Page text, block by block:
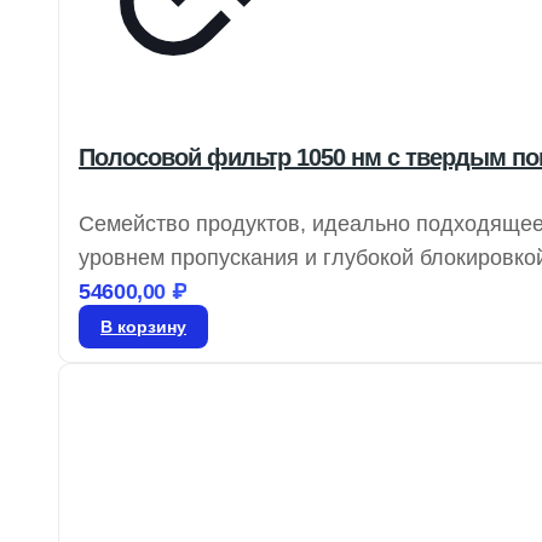
Полосовой фильтр 1050 нм с твердым
Семейство продуктов, идеально
уровнем пропускания и глубокой
фотообесцвечивания в микроскопии и
полосовые фильтры с толщиной 4.0, 5, 10
54600,00 ₽
В корзину